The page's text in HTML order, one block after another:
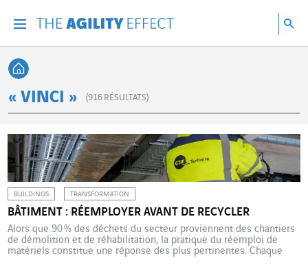
Retour à l'accueil
« VINCI » (916 RÉSULTATS)
BUILDINGS TRANSFORMATION
BÂTIMENT : RÉEMPLOYER AVANT DE RECYCLER
Alors que 90 % des déchets du secteur proviennent des chantiers
de démolition et de réhabilitation, la pratique du réemploi de
matériels constitue une réponse des plus pertinentes. Chaque